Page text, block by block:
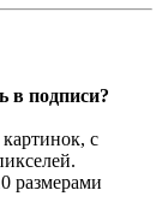
в подписи?
с
размерами